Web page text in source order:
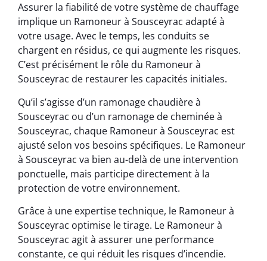
Assurer la fiabilité de votre système de chauffage
implique un Ramoneur à Sousceyrac adapté à
votre usage. Avec le temps, les conduits se
chargent en résidus, ce qui augmente les risques.
C’est précisément le rôle du Ramoneur à
Sousceyrac de restaurer les capacités initiales.
Qu’il s’agisse d’un ramonage chaudière à
Sousceyrac ou d’un ramonage de cheminée à
Sousceyrac, chaque Ramoneur à Sousceyrac est
ajusté selon vos besoins spécifiques. Le Ramoneur
à Sousceyrac va bien au-delà de une intervention
ponctuelle, mais participe directement à la
protection de votre environnement.
Grâce à une expertise technique, le Ramoneur à
Sousceyrac optimise le tirage. Le Ramoneur à
Sousceyrac agit à assurer une performance
constante, ce qui réduit les risques d’incendie.